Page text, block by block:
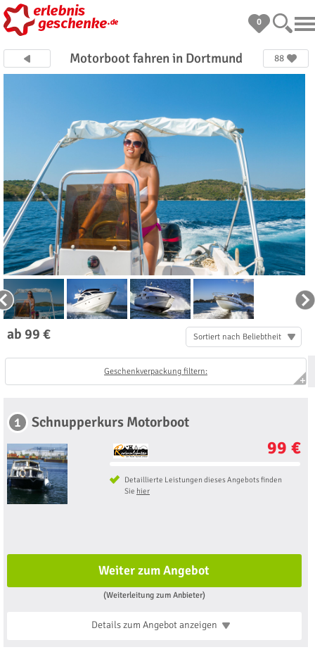
0
Motorboot fahren in Dortmund 88
ab 99 € Sortiert nach Beliebtheit
Geschenkverpackung filtern:
1 Schnupperkurs Motorboot
99 €
Detaillierte Leistungen dieses Angebots finden
Sie hier
Weiter zum Angebot
(Weiterleitung zum Anbieter)
Details zum Angebotanzeigen